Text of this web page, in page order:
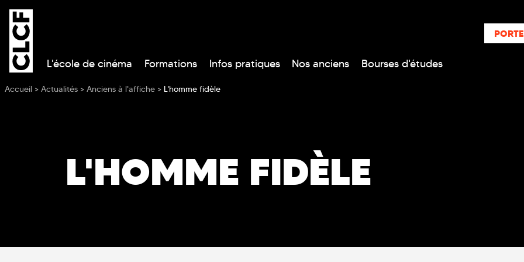
L'HOMME FIDÈLE
L'école de cinéma Formations Infos pratiques Nos anciens
Bourses d'études
Vous êtes ici
Accueil > Actualités > Anciens à l'affiche > L'homme fidèle